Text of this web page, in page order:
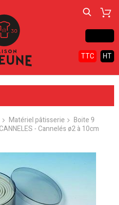
TTC HT
Matériel pâtisserie
Boite 9
- Cannelés ø2 à 10cm